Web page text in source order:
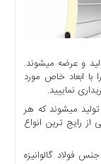
و عرضه میشوند.
با ابعاد خاص مورد
نماییید.
میشوند که هر
رایج ترین انواع
فولاد گالوانیزه